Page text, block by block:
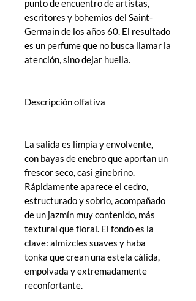
punto de encuentro de artistas,
escritores y bohemios del Saint-
Germain de los años 60. El resultado
es un perfume que no busca llamar la
atención, sino dejar huella.
Descripción olfativa
La salida es limpia y envolvente,
con bayas de enebro que aportan un
frescor seco, casi ginebrino.
Rápidamente aparece el cedro,
estructurado y sobrio, acompañado
de un jazmín muy contenido, más
textural que floral. El fondo es la
clave: almizcles suaves y haba
tonka que crean una estela cálida,
empolvada y extremadamente
reconfortante.